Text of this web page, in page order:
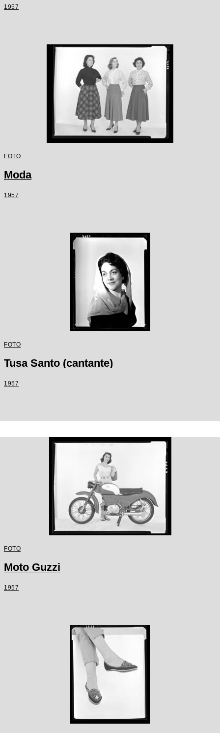
1957
FOTO
Moda
1957
FOTO
Tusa Santo (cantante)
1957
FOTO
Moto Guzzi
1957